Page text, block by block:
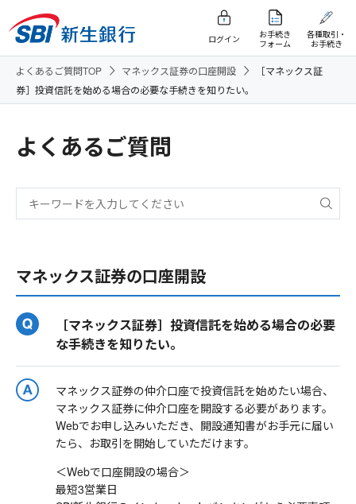
ログイン
お手続き
フォーム
各種取引・
お手続き
よくあるご質問TOP マネックス証券の口座開設
［マネックス証
券］投資信託を始める場合の必要な手続きを知りたい。
よくあるご質問
マネックス証券の口座開設
［マネックス証券］投資信託を始める場合の必要
な手続きを知りたい。
マネックス証券の仲介口座で投資信託を始めたい場合、
マネックス証券に仲介口座を開設する必要があります。
Webでお申し込みいただき、開設通知書がお手元に届い
たら、お取引を開始していただけます。
＜Webで口座開設の場合＞
最短3営業日